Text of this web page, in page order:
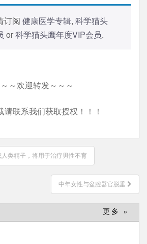
订阅 健康医学专辑, 科学猫头
or科学猫头鹰年度VIP会员.
～欢迎转发～～～
请联系我们获取授权！！！
类精子，将用于治疗男性不育
中年女性与盆腔器官脱垂
更多 »